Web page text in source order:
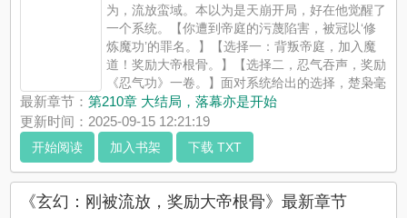
为，流放蛮域。本以为是天崩开局，好在他觉醒了
一个系统。【你遭到帝庭的污蔑陷害，被冠以‘修
炼魔功’的罪名。】【选择一：背叛帝庭，加入魔
道！奖励大帝根骨。】【选择二，忍气吞声，奖励
《忍气功》一卷。】面对系统给出的选择，楚枭毫
不犹豫的表示：“这帝庭，不留也罢！”……从此，一代魔帝横空压
世！灭帝庭，踏仙路，平禁区，杀到举世皆颤栗。 ...
《玄幻：刚被流放，奖励大帝根骨》是人间烈焰精心创作的仙侠
修真，阿巴达小说网实时更新玄幻：刚被流放，奖励大帝根骨最
新章节并且提供无弹窗阅读，书友所发表的玄幻：刚被流放，奖
励大帝根骨评论，并不代表阿巴达小说网赞同或者支持玄幻：刚
被流放，奖励大帝根骨读者的观点。
最新章节：第210章 大结局，落幕亦是开始
更新时间：2025-09-15 12:21:19
开始阅读 加入书架 下载 TXT
《玄幻：刚被流放，奖励大帝根骨》最新章节